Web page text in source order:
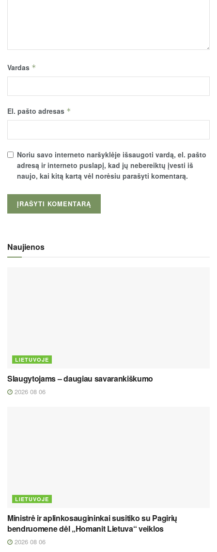
Vardas *
El. pašto adresas *
Noriu savo interneto naršyklėje išsaugoti vardą, el. pašto
adresą ir interneto puslapį, kad jų nebereiktų įvesti iš
naujo, kai kitą kartą vėl norėsiu parašyti komentarą.
Naujienos
LIETUVOJE
Slaugytojams – daugiau savarankiškumo
2026 08 06
LIETUVOJE
Ministrė ir aplinkosaugininkai susitiko su Pagirių
bendruomene dėl „Homanit Lietuva“ veiklos
2026 08 06